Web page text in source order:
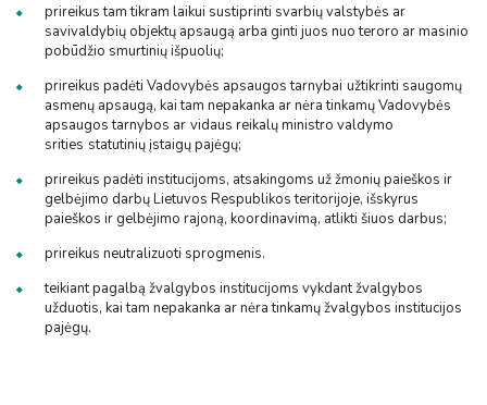
prireikus tam tikram laikui sustiprinti svarbių valstybės ar
savivaldybių objektų apsaugą arba ginti juos nuo teroro ar masinio
pobūdžio smurtinių išpuolių;
prireikus padėti Vadovybės apsaugos tarnybai užtikrinti saugomų
asmenų apsaugą, kai tam nepakanka ar nėra tinkamų Vadovybės
apsaugos tarnybos ar vidaus reikalų ministro valdymo
srities statutinių įstaigų pajėgų;
prireikus padėti institucijoms, atsakingoms už žmonių paieškos ir
gelbėjimo darbų Lietuvos Respublikos teritorijoje, išskyrus
paieškos ir gelbėjimo rajoną, koordinavimą, atlikti šiuos darbus;
prireikus neutralizuoti sprogmenis.
teikiant pagalbą žvalgybos institucijoms vykdant žvalgybos
užduotis, kai tam nepakanka ar nėra tinkamų žvalgybos institucijos
pajėgų.